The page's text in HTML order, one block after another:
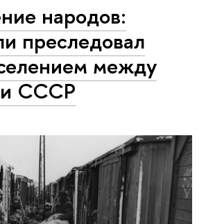
народов:
преследовал
между
СССР